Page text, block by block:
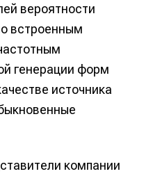
вероятности
встроенным
генерации форм
источника
компании